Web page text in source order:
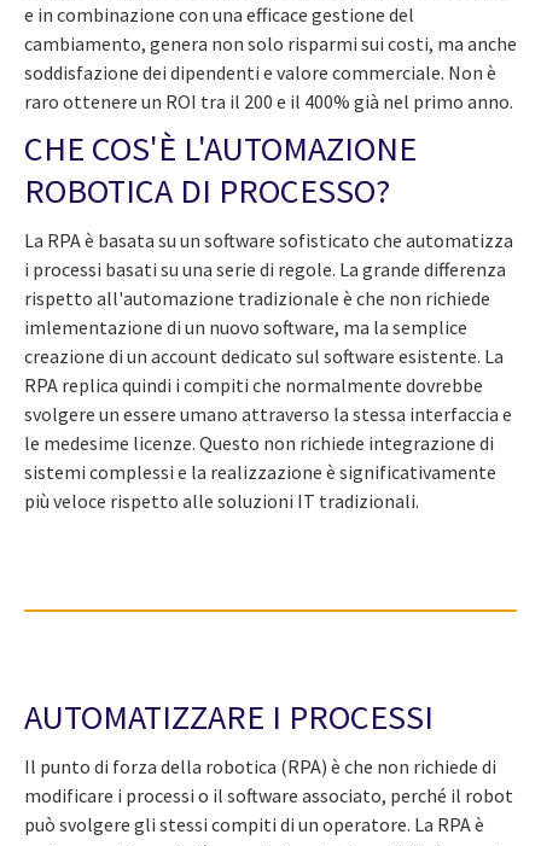
e in combinazione con una efficace gestione del
cambiamento, genera non solo risparmi sui costi, ma anche
soddisfazione dei dipendenti e valore commerciale. Non è
raro ottenere un ROI tra il 200 e il 400% già nel primo anno.
CHE COS'È L'AUTOMAZIONE
ROBOTICA DI PROCESSO?
La RPA è basata su un software sofisticato che automatizza
i processi basati su una serie di regole. La grande differenza
rispetto all'automazione tradizionale è che non richiede
imlementazione di un nuovo software, ma la semplice
creazione di un account dedicato sul software esistente. La
RPA replica quindi i compiti che normalmente dovrebbe
svolgere un essere umano attraverso la stessa interfaccia e
le medesime licenze. Questo non richiede integrazione di
sistemi complessi e la realizzazione è significativamente
più veloce rispetto alle soluzioni IT tradizionali.
AUTOMATIZZARE I PROCESSI
Il punto di forza della robotica (RPA) è che non richiede di
modificare i processi o il software associato, perché il robot
può svolgere gli stessi compiti di un operatore. La RPA è